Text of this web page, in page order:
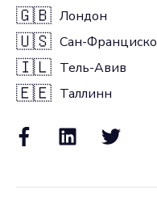
🇬🇧 Лондон
🇺🇸 Сан-Франциско
🇮🇱 Тель-Авив
🇪🇪 Таллинн